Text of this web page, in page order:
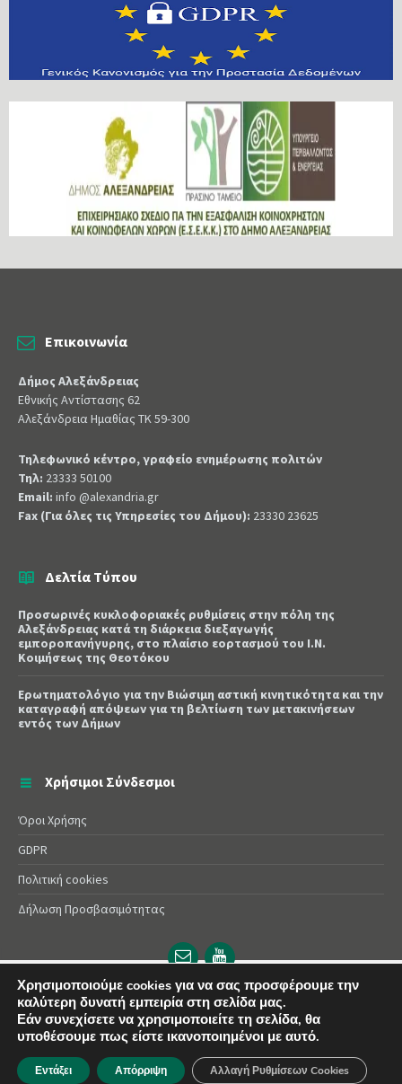
Επικοινωνία
Δήμος Αλεξάνδρειας
Εθνικής Αντίστασης 62
Αλεξάνδρεια Ημαθίας ΤΚ 59-300
Τηλεφωνικό κέντρο, γραφείο ενημέρωσης πολιτών
Τηλ: 23333 50100
Email: info @alexandria.gr
Fax (Για όλες τις Υπηρεσίες του Δήμου): 23330 23625
Δελτία Τύπου
Προσωρινές κυκλοφοριακές ρυθμίσεις στην πόλη της
Αλεξάνδρειας κατά τη διάρκεια διεξαγωγής
εμποροπανήγυρης, στο πλαίσιο εορτασμού του Ι.Ν.
Κοιμήσεως της Θεοτόκου
Ερωτηματολόγιο για την Βιώσιμη αστική κινητικότητα και την
καταγραφή απόψεων για τη βελτίωση των μετακινήσεων
εντός των Δήμων
Χρήσιμοι Σύνδεσμοι
Όροι Χρήσης
GDPR
Πολιτική cookies
Δήλωση Προσβασιμότητας
Email
url
YouTube
url
© 2025 Δήμος Αλεξάνδρειας | Powered byApogee
Χρησιμοποιούμε cookies για να σας προσφέρουμε την
καλύτερη δυνατή εμπειρία στη σελίδα μας.
Εάν συνεχίσετε να χρησιμοποιείτε τη σελίδα, θα
υποθέσουμε πως είστε ικανοποιημένοι με αυτό.
Εντάξει Απόρριψη Αλλαγή Ρυθμίσεων Cookies